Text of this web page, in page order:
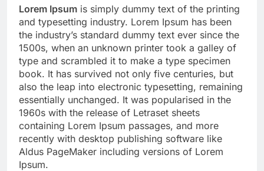
Lorem Ipsum is simply dummy text of the printing
and typesetting industry. Lorem Ipsum has been
the industry’s standard dummy text ever since the
1500s, when an unknown printer took a galley of
type and scrambled it to make a type specimen
book. It has survived not only five centuries, but
also the leap into electronic typesetting, remaining
essentially unchanged. It was popularised in the
1960s with the release of Letraset sheets
containing Lorem Ipsum passages, and more
recently with desktop publishing software like
Aldus PageMaker including versions of Lorem
Ipsum.